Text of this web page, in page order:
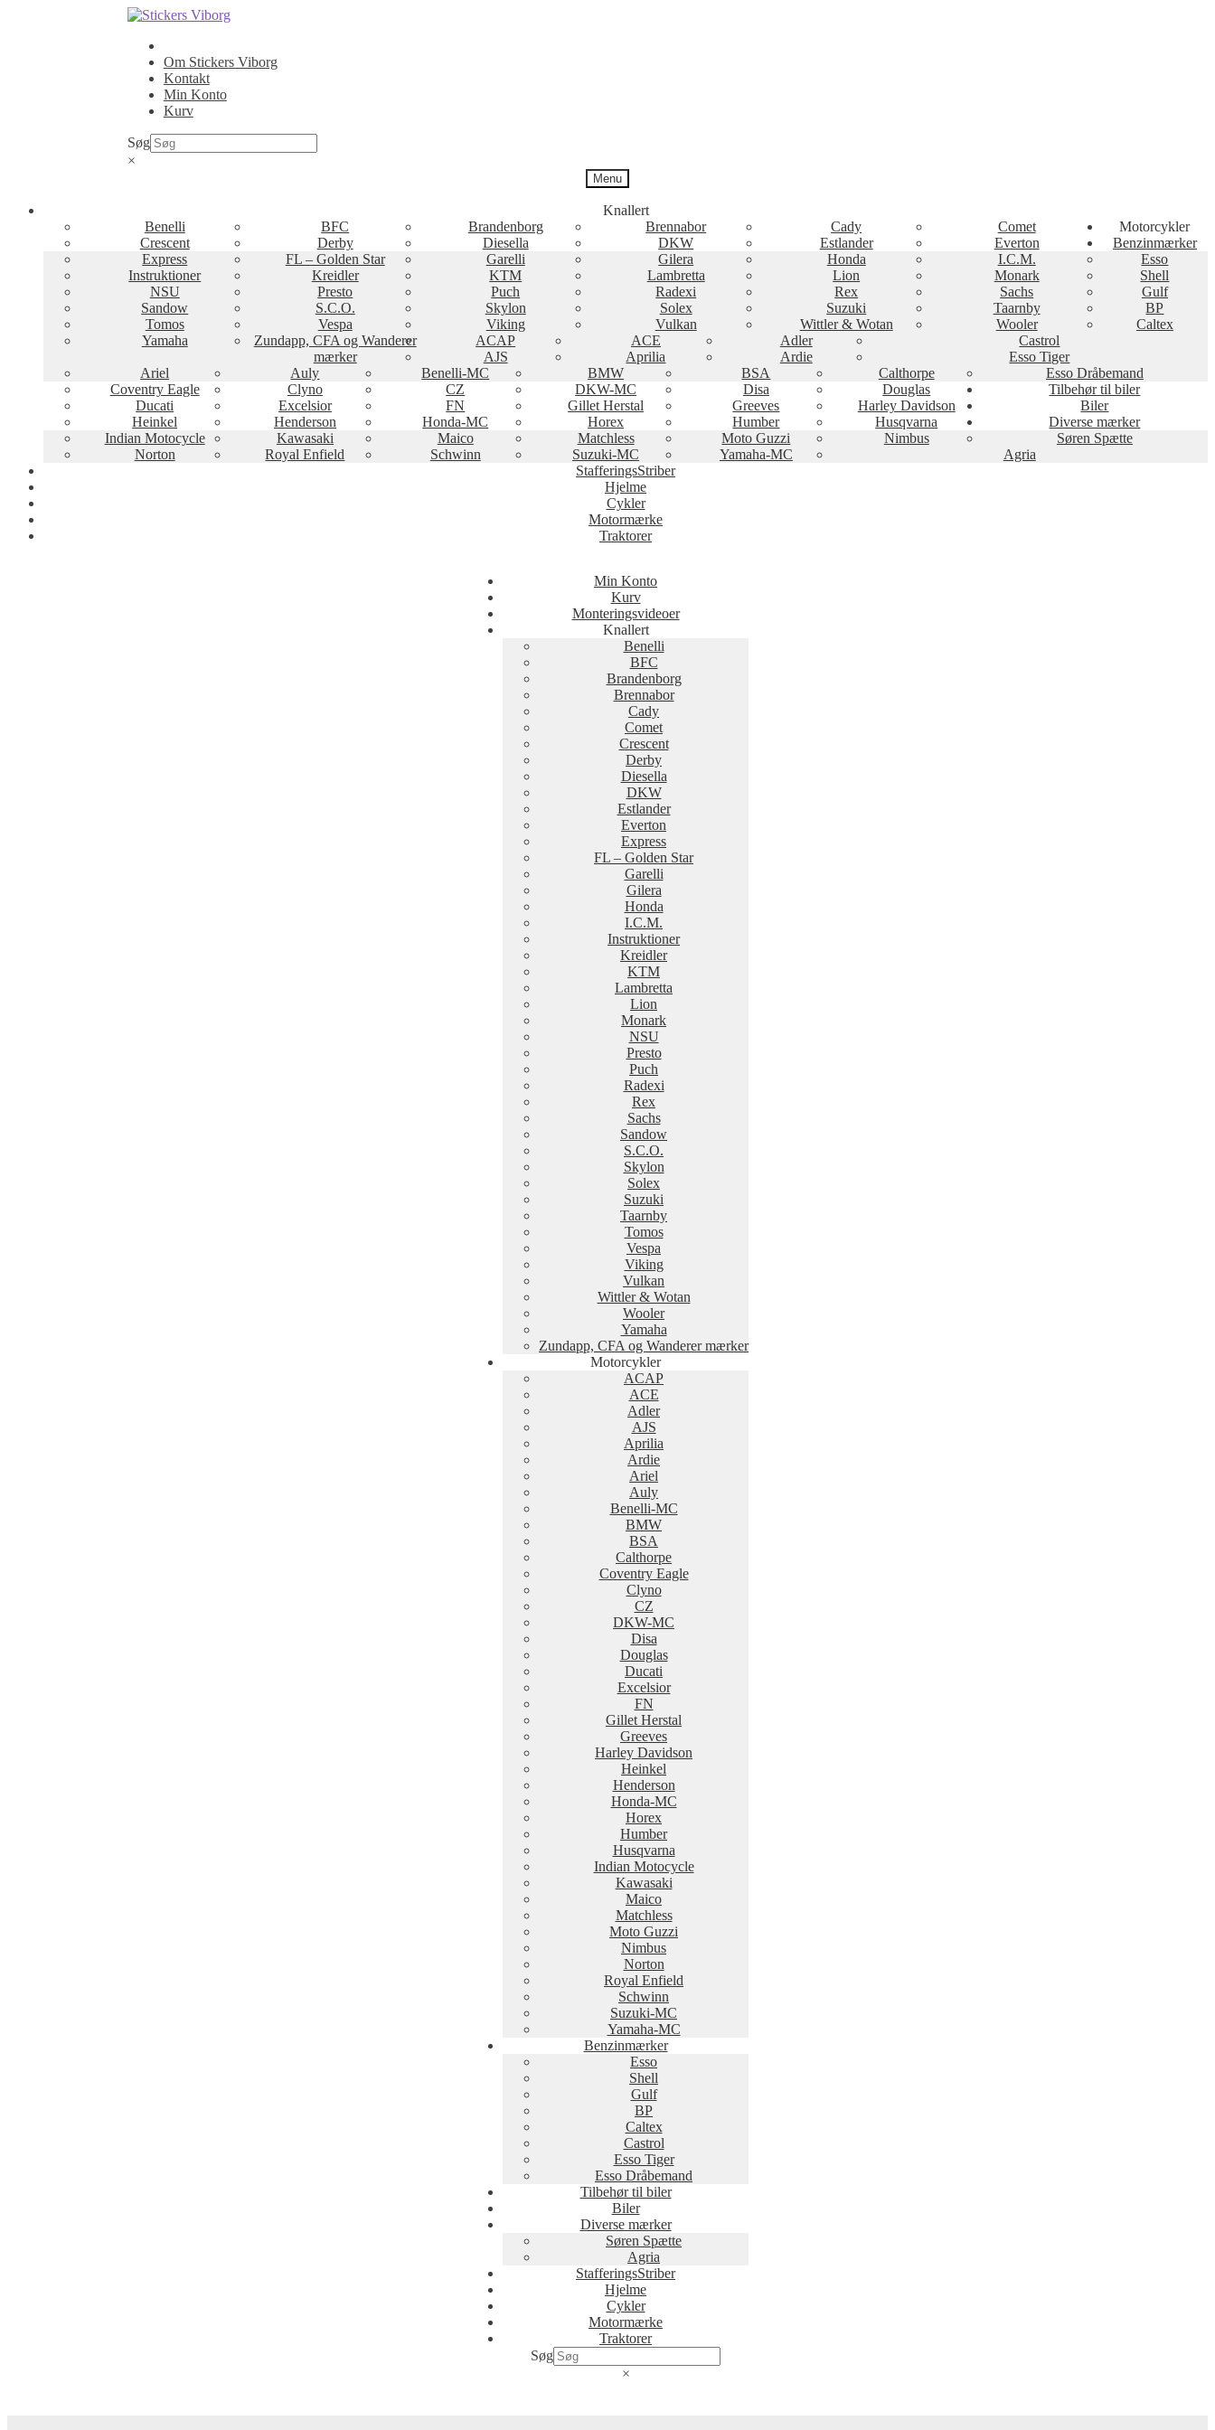
Spring
navigation
Spring
indhold
Om Stickers Viborg
Kontakt
Min Konto
Kurv
Søg
×
Menu
Knallert
Benelli
BFC Brandenborg Brennabor Cady
Comet
Crescent
Derby Diesella DKW Estlander
Everton
Express
FL – Golden Star Garelli Gilera Honda
I.C.M.
Instruktioner
Kreidler KTM Lambretta Lion
Monark
NSU
Presto Puch Radexi Rex
Sachs
Sandow
S.C.O. Skylon Solex Suzuki
Taarnby
Tomos
Vespa Viking Vulkan Wittler & Wotan
Wooler
Yamaha
Zundapp, CFA og Wanderer
mærker
Motorcykler
ACAP ACE
Adler
AJS
Aprilia
Ardie
Ariel
Auly Benelli-MC BMW BSA
Calthorpe
Coventry Eagle
Clyno CZ DKW-MC Disa
Douglas
Ducati
Excelsior FN Gillet Herstal Greeves
Harley Davidson
Heinkel
Henderson Honda-MC Horex Humber
Husqvarna
Indian Motocycle
Kawasaki Maico Matchless Moto Guzzi
Nimbus
Norton
Royal Enfield Schwinn Suzuki-MC Yamaha-MC
Benzinmærker
Esso
Shell
Gulf
BP
Caltex
Castrol
Esso Tiger
Esso Dråbemand
Tilbehør til biler
Biler
Diverse mærker
Søren Spætte
Agria
StafferingsStriber
Hjelme
Cykler
Motormærke
Traktorer
Min Konto
Kurv
Monteringsvideoer
Knallert
Benelli
BFC
Brandenborg
Brennabor
Cady
Comet
Crescent
Derby
Diesella
DKW
Estlander
Everton
Express
FL – Golden Star
Garelli
Gilera
Honda
I.C.M.
Instruktioner
Kreidler
KTM
Lambretta
Lion
Monark
NSU
Presto
Puch
Radexi
Rex
Sachs
Sandow
S.C.O.
Skylon
Solex
Suzuki
Taarnby
Tomos
Vespa
Viking
Vulkan
Wittler & Wotan
Wooler
Yamaha
Zundapp, CFA og Wanderer mærker
Motorcykler
ACAP
ACE
Adler
AJS
Aprilia
Ardie
Ariel
Auly
Benelli-MC
BMW
BSA
Calthorpe
Coventry Eagle
Clyno
CZ
DKW-MC
Disa
Douglas
Ducati
Excelsior
FN
Gillet Herstal
Greeves
Harley Davidson
Heinkel
Henderson
Honda-MC
Horex
Humber
Husqvarna
Indian Motocycle
Kawasaki
Maico
Matchless
Moto Guzzi
Nimbus
Norton
Royal Enfield
Schwinn
Suzuki-MC
Yamaha-MC
Benzinmærker
Esso
Shell
Gulf
BP
Caltex
Castrol
Esso Tiger
Esso Dråbemand
Tilbehør til biler
Biler
Diverse mærker
Søren Spætte
Agria
StafferingsStriber
Hjelme
Cykler
Motormærke
Traktorer
Søg
×